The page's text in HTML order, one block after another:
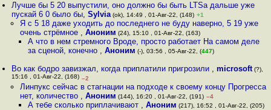
Лучше бы 5 20 выпустили, оно должно бы быть LTSа дальше уже
пускай 6 0 было бы,Sylvia (ok), 14:49 , 01-Авг-22, (148) +1
Я с 5 18 даже уходить до последнего не буду наверно, 5 19 уже
очень стрёмное , Аноним (24), 15:10 , 01-Авг-22, (163)
А что в нем стремного Вроде, просто работает На самом деле
за сценой, конечно , Аноним (-), 03:56 , 05-Авг-22, (447)
Во как бодро завизжал, когда приплатили пригрозили ,microsoft (?),
15:16 , 01-Авг-22, (168) –2
Линпукс сейчас в стагнации на подходе к своему концу Прогресса
нет, количество , Аноним (144), 16:20 , 01-Авг-22, (191) –4
А тебе сколько приплачивают , Аноним (217), 16:52 , 01-Авг-22, (205)